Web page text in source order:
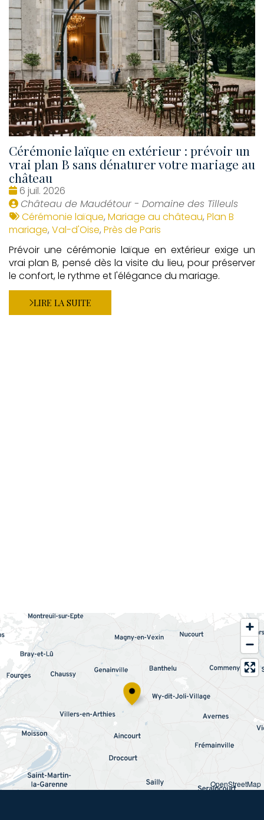
Cérémonie laïque en extérieur : prévoir un
vrai plan B sans dénaturer votre mariage au
château
Date
6 juil. 2026
Publié
par
Château de Maudétour - Domaine des Tilleuls
Tags
:
Cérémonie laïque, Mariage au château, Plan B
mariage, Val-d'Oise, Près de Paris
Prévoir une cérémonie laïque en extérieur exige un
vrai plan B, pensé dès la visite du lieu, pour préserver
le confort, le rythme et l'élégance du mariage.
LIRE LA SUITE
OpenStreetMap